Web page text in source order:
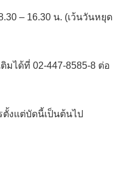
– 16.30 น. (เว้นวันหยุด
มได้ที่ 02-447-8585-8 ต่อ
ตั้งแต่บัดนี้เป็นต้นไป